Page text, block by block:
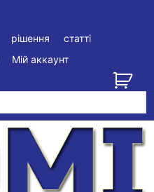
рішення
статті
Мій аккаунт